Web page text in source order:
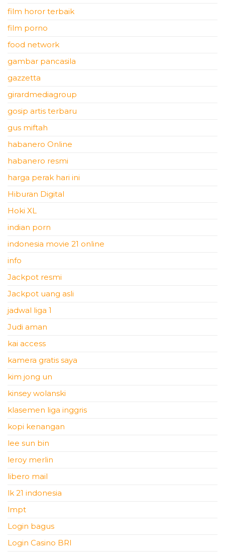
film horor terbaik
film porno
food network
gambar pancasila
gazzetta
girardmediagroup
gosip artis terbaru
gus miftah
habanero Online
habanero resmi
harga perak hari ini
Hiburan Digital
Hoki XL
indian porn
indonesia movie 21 online
info
Jackpot resmi
Jackpot uang asli
jadwal liga 1
Judi aman
kai access
kamera gratis saya
kim jong un
kinsey wolanski
klasemen liga inggris
kopi kenangan
lee sun bin
leroy merlin
libero mail
lk 21 indonesia
lmpt
Login bagus
Login Casino BRI